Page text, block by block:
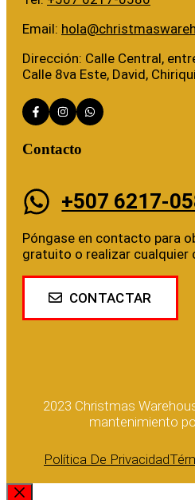
Email:
Dirección: Calle Central,
Calle 8va Este, David,
Contacto
+507 6217-
Póngase en contacto para
gratuito o realizar cualquier
CONTACTAR
2023 Christmas
mantenimiento
Política De Privacidad